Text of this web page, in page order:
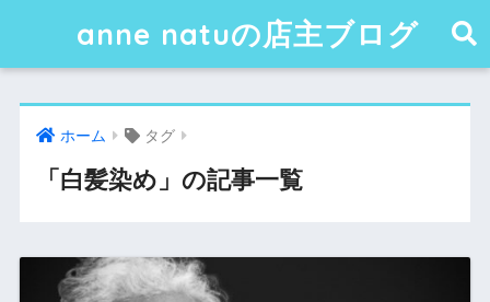
anne natuの店主ブログ
ホーム タグ
「白髪染め」の記事一覧